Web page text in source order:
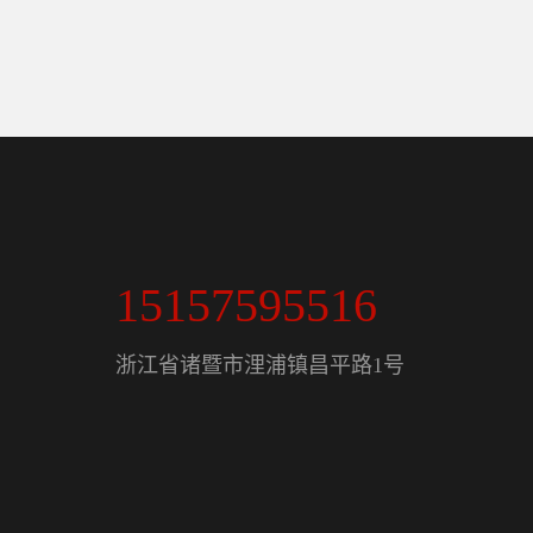
15157595516
浙江省诸暨市浬浦镇昌平路1号